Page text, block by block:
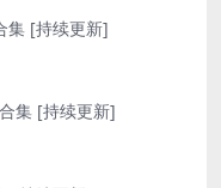
集 [持续更新]
集 [持续更新]